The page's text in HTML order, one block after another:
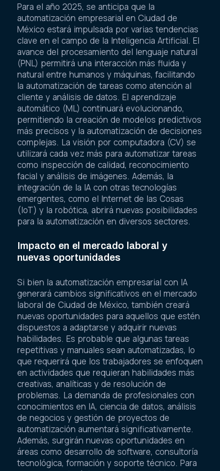
Para el año 2025, se anticipa que la
automatización empresarial en Ciudad de
México estará impulsada por varias tendencias
clave en el campo de la Inteligencia Artificial. El
avance del procesamiento del lenguaje natural
(PNL) permitirá una interacción más fluida y
natural entre humanos y máquinas, facilitando
la automatización de tareas como atención al
cliente y análisis de datos. El aprendizaje
automático (ML) continuará evolucionando,
permitiendo la creación de modelos predictivos
más precisos y la automatización de decisiones
complejas. La visión por computadora (CV) se
utilizará cada vez más para automatizar tareas
como inspección de calidad, reconocimiento
facial y análisis de imágenes. Además, la
integración de la IA con otras tecnologías
emergentes, como el Internet de las Cosas
(IoT) y la robótica, abrirá nuevas posibilidades
para la automatización en diversos sectores.
Impacto en el mercado laboral y
nuevas oportunidades
Si bien la automatización empresarial con IA
generará cambios significativos en el mercado
laboral de Ciudad de México, también creará
nuevas oportunidades para aquellos que estén
dispuestos a adaptarse y adquirir nuevas
habilidades. Es probable que algunas tareas
repetitivas y manuales sean automatizadas, lo
que requerirá que los trabajadores se enfoquen
en actividades que requieran habilidades más
creativas, analíticas y de resolución de
problemas. La demanda de profesionales con
conocimientos en IA, ciencia de datos, análisis
de negocios y gestión de proyectos de
automatización aumentará significativamente.
Además, surgirán nuevas oportunidades en
áreas como desarrollo de software, consultoría
tecnológica, formación y soporte técnico. Para